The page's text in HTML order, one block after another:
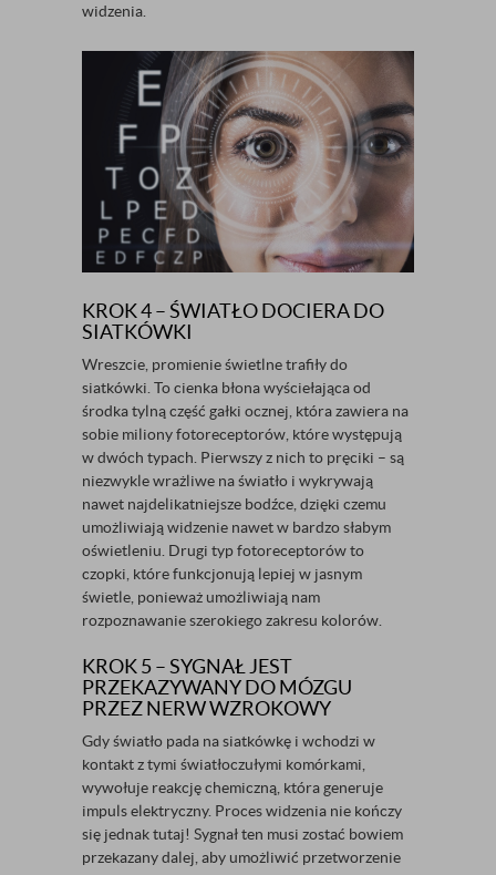
widzenia.
KROK 4 – ŚWIATŁO DOCIERA DO
SIATKÓWKI
Wreszcie, promienie świetlne trafiły do
siatkówki. To cienka błona wyściełająca od
środka tylną część gałki ocznej, która zawiera na
sobie miliony fotoreceptorów, które występują
w dwóch typach. Pierwszy z nich to pręciki – są
niezwykle wrażliwe na światło i wykrywają
nawet najdelikatniejsze bodźce, dzięki czemu
umożliwiają widzenie nawet w bardzo słabym
oświetleniu. Drugi typ fotoreceptorów to
czopki, które funkcjonują lepiej w jasnym
świetle, ponieważ umożliwiają nam
rozpoznawanie szerokiego zakresu kolorów.
KROK 5 – SYGNAŁ JEST
PRZEKAZYWANY DO MÓZGU
PRZEZ NERW WZROKOWY
Gdy światło pada na siatkówkę i wchodzi w
kontakt z tymi światłoczułymi komórkami,
wywołuje reakcję chemiczną, która generuje
impuls elektryczny. Proces widzenia nie kończy
się jednak tutaj! Sygnał ten musi zostać bowiem
przekazany dalej, aby umożliwić przetworzenie